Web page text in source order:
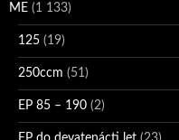
ME (1 133)
125 (19)
250ccm (51)
EP 85 – 190 (2)